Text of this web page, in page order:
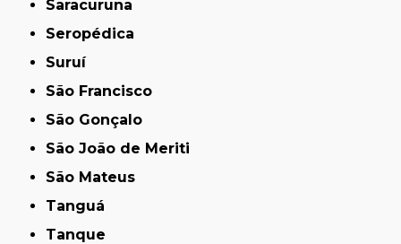
Saracuruna
Seropédica
Suruí
São Francisco
São Gonçalo
São João de Meriti
São Mateus
Tanguá
Tanque